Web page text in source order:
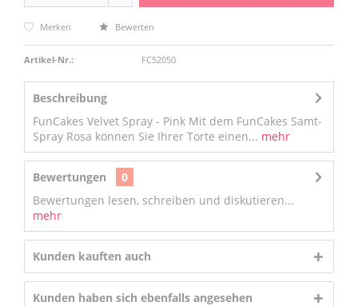
Merken Bewerten
Artikel-Nr.: FC52050
Beschreibung
FunCakes Velvet Spray - Pink Mit dem FunCakes Samt-
Spray Rosa können Sie Ihrer Torte einen... mehr
Bewertungen
0
Bewertungen lesen, schreiben und diskutieren...
mehr
Kunden kauften auch
Kunden haben sich ebenfalls angesehen